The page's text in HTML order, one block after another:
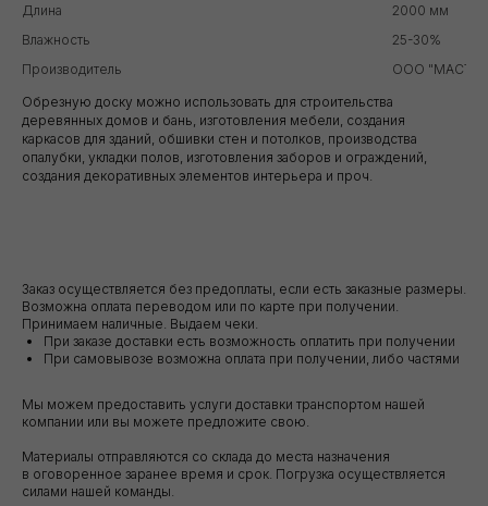
Длина
2000 мм
Влажность
25-30%
Производитель
ООО
Обрезную доску можно использовать для строительства
деревянных домов и бань, изготовления мебели, создания
каркасов для зданий, обшивки стен и потолков, производства
опалубки, укладки полов, изготовления заборов и ограждений,
создания декоративных элементов интерьера и проч.
Заказ осуществляется без предоплаты, если есть заказные размеры.
Возможна оплата переводом или по карте при получении.
Принимаем наличные. Выдаем чеки.
При заказе доставки есть возможность оплатить при получении
При самовывозе возможна оплата при получении, либо частями
Мы можем предоставить услуги доставки транспортом нашей
компании или вы можете предложите свою.
Материалы отправляются со склада до места назначения
в оговоренное заранее время и срок. Погрузка осуществляется
силами нашей команды.